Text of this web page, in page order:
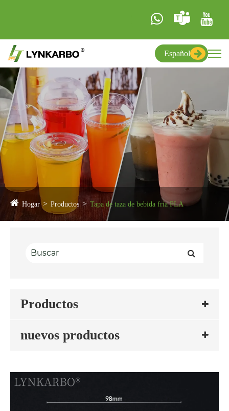
Español
Hogar Productos Tapa de taza de bebida fría PLA
Productos
nuevos productos